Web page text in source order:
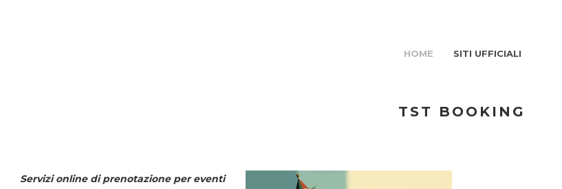
HOME SITI UFFICIALI
TST BOOKING
Servizi online di prenotazione per eventi